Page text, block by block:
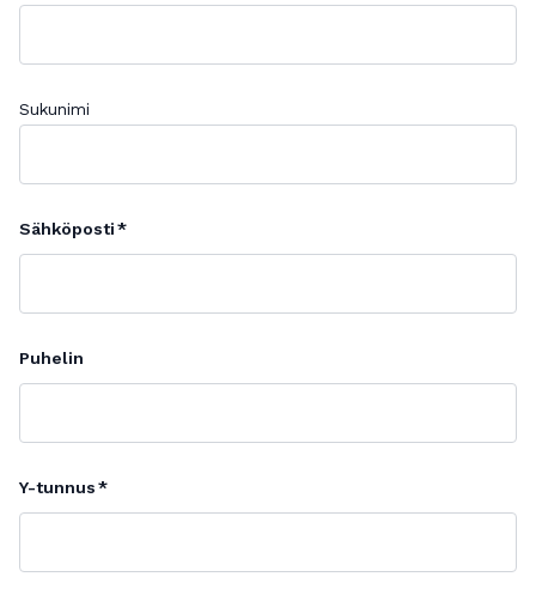
Sukunimi
Sähköposti
Puhelin
Y-tunnus